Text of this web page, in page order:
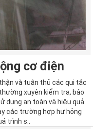
cơ điện
và tuân thủ các qui tắc
xuyên kiểm tra, bảo
dụng an toàn và hiệu quả
các trường hợp hư hỏng
trình s..